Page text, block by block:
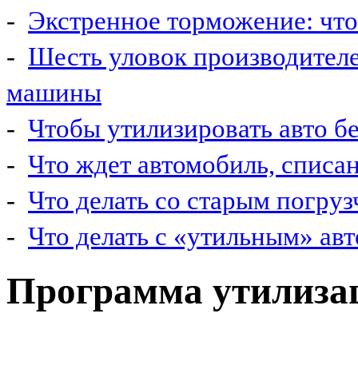
- Экстренное торможение:
- Шесть уловок
машины
- Чтобы утилизировать авто
- Что ждет автомобиль,
- Что делать со старым
- Что делать с «утильным»
Программа